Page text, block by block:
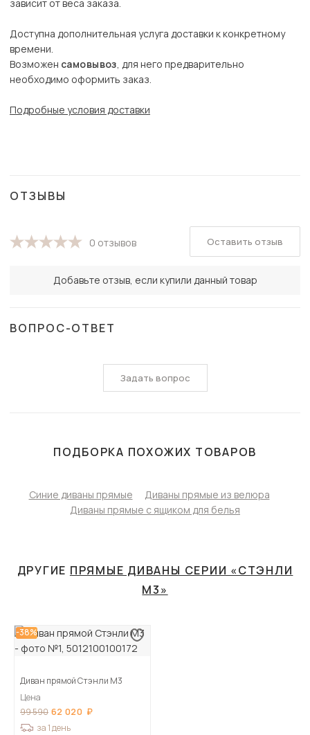
зависит от веса заказа.
Доступна дополнительная услуга доставки к конкретному
времени.
Возможен самовывоз, для него предварительно
необходимо оформить заказ.
Подробные условия доставки
ОТЗЫВЫ
0 отзывов
Добавьте отзыв, если купили данный товар
Оставить отзыв
ВОПРОС-ОТВЕТ
Задать вопрос
ПОДБОРКА ПОХОЖИХ ТОВАРОВ
Синие диваны прямые
Диваны прямые из велюра
Диваны прямые с ящиком для белья
ДРУГИЕ ПРЯМЫЕ ДИВАНЫ СЕРИИ «СТЭНЛИ
М3»
-38%
Диван прямой Стэнли М3
Цена
99 590 62 020
за 1 день